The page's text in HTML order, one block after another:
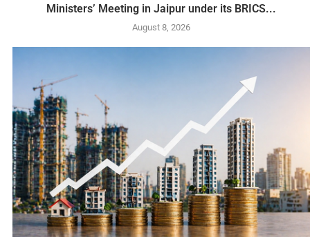
Ministers’ Meeting in Jaipur under its BRICS...
August 8, 2026